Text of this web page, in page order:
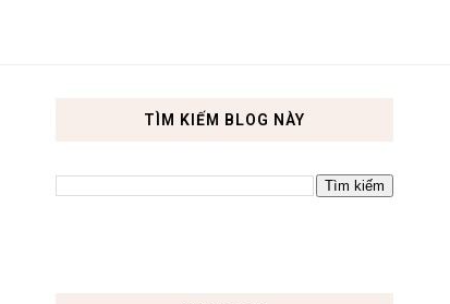
TÌM KIẾM BLOG NÀY